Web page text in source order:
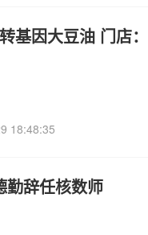
基因大豆油 门店
18:48:35
勤辞任核数师